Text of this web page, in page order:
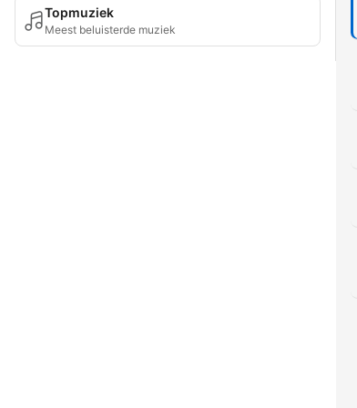
Topmuziek
Meest beluisterde muziek